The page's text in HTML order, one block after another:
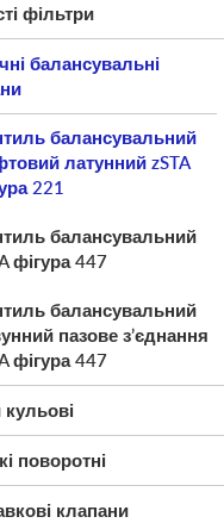
фільтри
балансувальні
балансувальний
латунний zSTA
221
балансувальний
фігура 447
балансувальний
пазове з’єднання
фігура 447
поворотні
клапани